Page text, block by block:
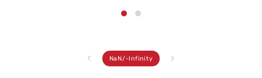
NaN/ de
-Infinity